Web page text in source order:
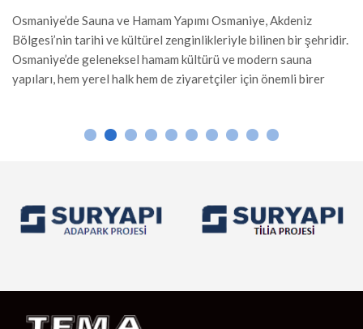
Osmaniye’de Sauna ve Hamam Yapımı Osmaniye, Akdeniz
Bölgesi’nin tarihi ve kültürel zenginlikleriyle bilinen bir şehridir.
Osmaniye’de geleneksel hamam kültürü ve modern sauna
yapıları, hem yerel halk hem de ziyaretçiler için önemli birer
gibi dayanıklı malzemelerle yapılan hamamlar, sıcak suyun […]